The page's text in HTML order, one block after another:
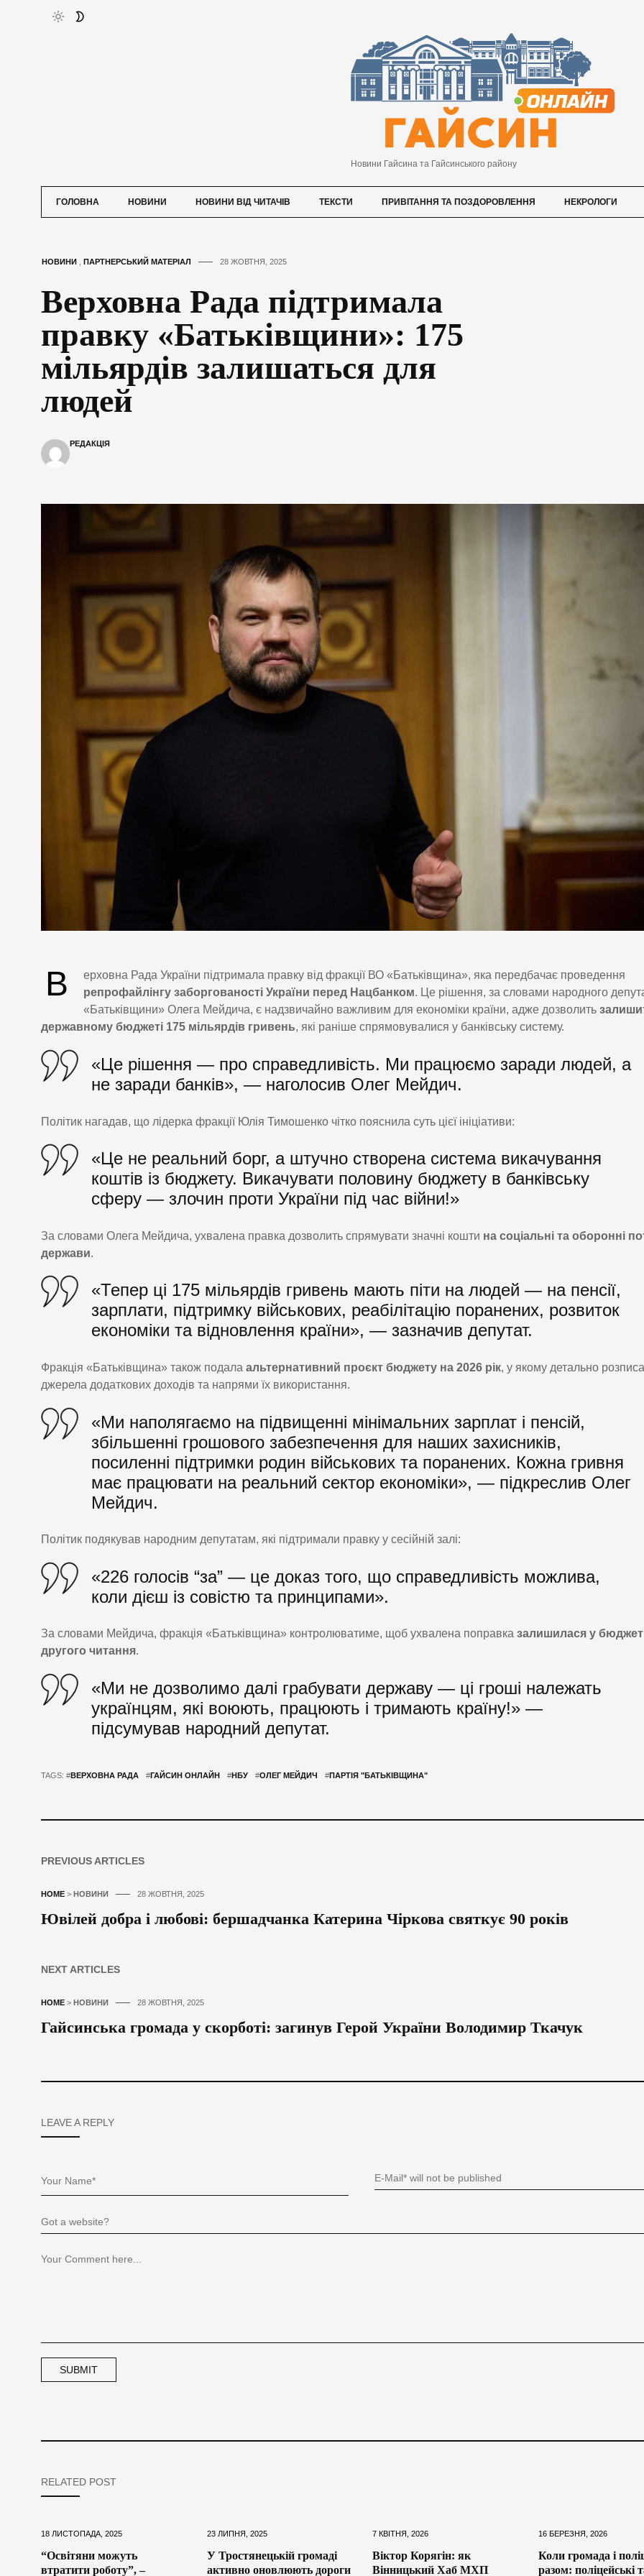
Новини Гайсина та Гайсинського району
ГОЛОВНА НОВИНИ НОВИНИ ВІД ЧИТАЧІВ ТЕКСТИ ПРИВІТАННЯ ТА ПОЗДОРОВЛЕННЯ НЕКРОЛОГИ
НОВИНИ ПАРТНЕРСЬКИЙ МАТЕРІАЛ 28 ЖОВТНЯ, 2025
Верховна Рада підтримала
правку «Батьківщини»: 175
мільярдів залишаться для
людей
РЕДАКЦІЯ
В
ерховна Рада України підтримала правку від фракції ВО «Батьківщина», яка передбачає проведення
репрофайлінгу заборгованості України перед Нацбанком. Це рішення, за словами народного
«Батьківщини» Олега Мейдича, є надзвичайно важливим для економіки країни, адже дозволить
державному бюджеті 175 мільярдів гривень, які раніше спрямовувалися у банківську систему.
«Це рішення — про справедливість. Ми працюємо заради людей, а
не заради банків», — наголосив Олег Мейдич.
Політик нагадав, що лідерка фракції Юлія Тимошенко чітко пояснила суть цієї ініціативи:
«Це не реальний борг, а штучно створена система викачування
коштів із бюджету. Викачувати половину бюджету в банківську
сферу — злочин проти України під час війни!»
За словами Олега Мейдича, ухвалена правка дозволить спрямувати значні кошти на соціальні та оборонні
держави.
«Тепер ці 175 мільярдів гривень мають піти на людей — на пенсії,
зарплати, підтримку військових, реабілітацію поранених, розвиток
економіки та відновлення країни», — зазначив депутат.
Фракція «Батьківщина» також подала альтернативний проєкт бюджету на 2026 рік, у якому детально
джерела додаткових доходів та напрями їх використання.
«Ми наполягаємо на підвищенні мінімальних зарплат і пенсій,
збільшенні грошового забезпечення для наших захисників,
посиленні підтримки родин військових та поранених. Кожна гривня
має працювати на реальний сектор економіки», — підкреслив Олег
Мейдич.
Політик подякував народним депутатам, які підтримали правку у сесійній залі:
«226 голосів “за” — це доказ того, що справедливість можлива,
коли дієш із совістю та принципами».
За словами Мейдича, фракція «Батьківщина» контролюватиме, щоб ухвалена поправка залишилася у
другого читання.
«Ми не дозволимо далі грабувати державу — ці гроші належать
українцям, які воюють, працюють і тримають країну!» —
підсумував народний депутат.
TAGS: #ВЕРХОВНА РАДА #ГАЙСИН ОНЛАЙН #НБУ #ОЛЕГ МЕЙДИЧ #ПАРТІЯ "БАТЬКІВЩИНА"
PREVIOUS ARTICLES
HOME > НОВИНИ 28 ЖОВТНЯ, 2025
Ювілей добра і любові: бершадчанка Катерина Чіркова святкує 90 років
NEXT ARTICLES
HOME > НОВИНИ 28 ЖОВТНЯ, 2025
Гайсинська громада у скорботі: загинув Герой України Володимир Ткачук
LEAVE A REPLY
RELATED POST
18 ЛИСТОПАДА, 2025
“Освітяни можуть
втратити роботу”, –
23 ЛИПНЯ, 2025
У Тростянецькій громаді
активно оновлюють дороги
7 КВІТНЯ, 2026
Віктор Корягін: як
Вінницький Хаб МХП
16 БЕРЕЗНЯ, 2026
Коли громада і
разом: поліцейські